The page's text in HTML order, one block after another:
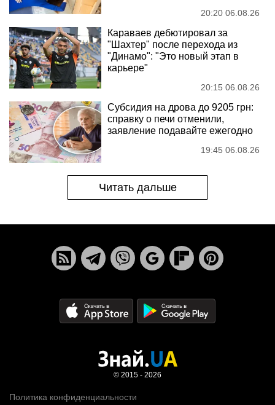
20:20 06.08.26
Караваев дебютировал за
"Шахтер" после перехода из
"Динамо": "Это новый этап в
карьере"
20:15 06.08.26
Субсидия на дрова до 9205 грн:
справку о печи отменили,
заявление подавайте ежегодно
19:45 06.08.26
Читать дальше
Политика конфиденциальности
© 2015 - 2026